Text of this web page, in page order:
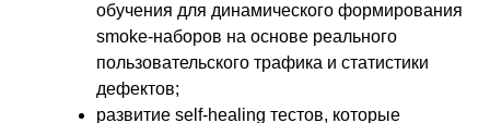
обучения для динамического формирования
smoke-наборов на основе реального
пользовательского трафика и статистики
дефектов;
развитие self-healing тестов, которые